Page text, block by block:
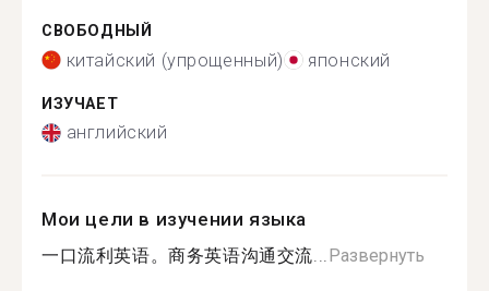
СВОБОДНЫЙ
китайский (упрощенный) японский
ИЗУЧАЕТ
английский
Мои цели в изучении языка
一口流利英语。商务英语沟通交流...Развернуть